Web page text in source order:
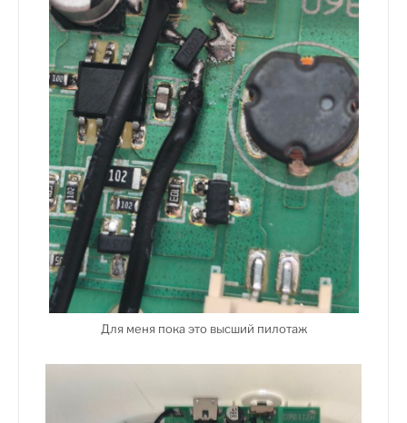
Для меня пока это высший пилотаж